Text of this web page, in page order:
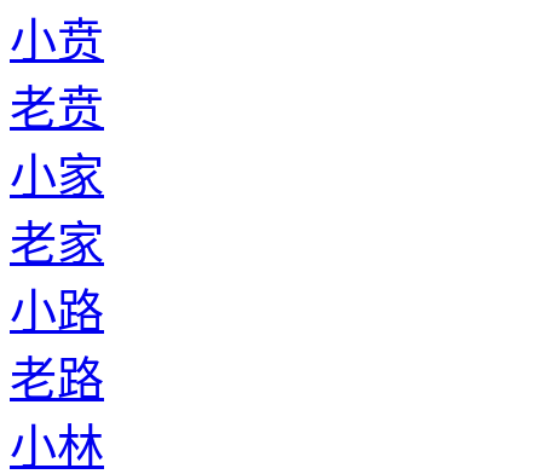
小贲
老贲
小家
老家
小路
老路
小林